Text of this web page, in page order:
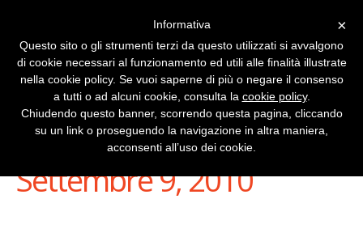
Stai Visualizzando
Settembre 9, 2010
×
Informativa
Questo sito o gli strumenti terzi da questo utilizzati si avvalgono
di cookie necessari al funzionamento ed utili alle finalità illustrate
nella cookie policy. Se vuoi saperne di più o negare il consenso
a tutti o ad alcuni cookie, consulta la cookie policy.
Chiudendo questo banner, scorrendo questa pagina, cliccando
su un link o proseguendo la navigazione in altra maniera,
acconsenti all’uso dei cookie.